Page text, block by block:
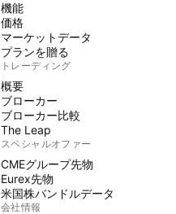
機能
価格
マーケットデータ
プランを贈る
トレーディング
概要
ブローカー
ブローカー比較
The Leap
スペシャルオファー
CMEグループ先物
Eurex先物
米国株バンドルデータ
会社情報